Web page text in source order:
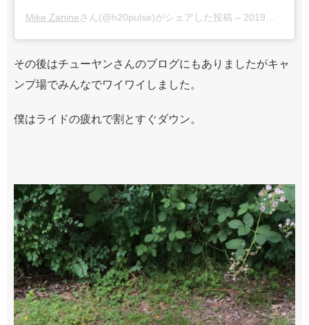
Mike Zanineさん(@h20pulse)がシェアした投稿 – 2019年 6月月24日午前10時07分PDT
その後はチューヤンさんのブログにもありましたがキャ
ンプ場でみんなでワイワイしました。
僕はライドの疲れで割とすぐダウン。